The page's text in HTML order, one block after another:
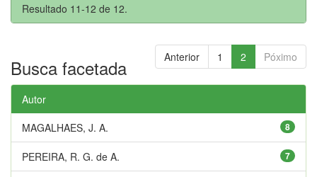
Resultado 11-12 de 12.
Anterior 1 2 Póximo
Busca facetada
Autor
8
MAGALHAES, J. A.
7
PEREIRA, R. G. de A.